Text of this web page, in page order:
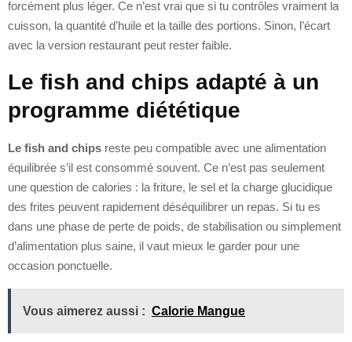
forcément plus léger. Ce n’est vrai que si tu contrôles vraiment la
cuisson, la quantité d’huile et la taille des portions. Sinon, l’écart
avec la version restaurant peut rester faible.
Le fish and chips adapté à un
programme diététique
Le fish and chips reste peu compatible avec une alimentation
équilibrée s’il est consommé souvent. Ce n’est pas seulement
une question de calories : la friture, le sel et la charge glucidique
des frites peuvent rapidement déséquilibrer un repas. Si tu es
dans une phase de perte de poids, de stabilisation ou simplement
d’alimentation plus saine, il vaut mieux le garder pour une
occasion ponctuelle.
Vous aimerez aussi : Calorie Mangue